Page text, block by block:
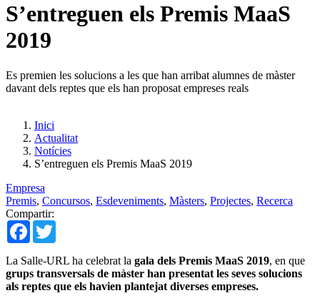
S’entreguen els Premis MaaS
2019
Es premien les solucions a les que han arribat alumnes de màster
davant dels reptes que els han proposat empreses reals
Inici
Actualitat
Notícies
S’entreguen els Premis MaaS 2019
Empresa
Premis, Concursos, Esdeveniments, Màsters, Projectes, Recerca
Compartir:
Facebook
La Salle-URL ha celebrat la gala dels Premis MaaS 2019, en que
grups transversals de màster han presentat les seves solucions
als reptes que els havien plantejat diverses empreses.